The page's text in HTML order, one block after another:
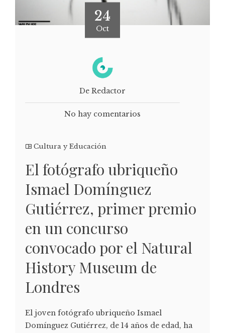
24
Oct
De Redactor
No hay comentarios
Cultura y Educación
El fotógrafo ubriqueño
Ismael Domínguez
Gutiérrez, primer premio
en un concurso
convocado por el Natural
History Museum de
Londres
El joven fotógrafo ubriqueño Ismael
Domínguez Gutiérrez, de 14 años de edad, ha